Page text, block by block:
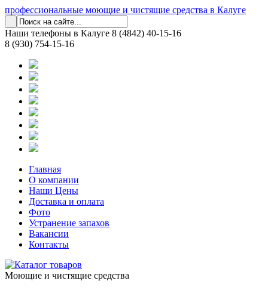
профессиональные моющие и чистящие средства в Калуге
Наши телефоны в Калуге 8 (4842) 40-15-16
8 (930) 754-15-16
Главная
О компании
Наши Цены
Доставка и оплата
Фото
Устранение запахов
Вакансии
Контакты
Моющие и чистящие средства